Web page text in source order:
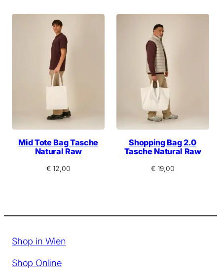
Mid Tote Bag Tasche
Natural Raw
€12,00
Shopping Bag 2.0
Tasche Natural Raw
€19,00
Shop in Wien
Shop Online